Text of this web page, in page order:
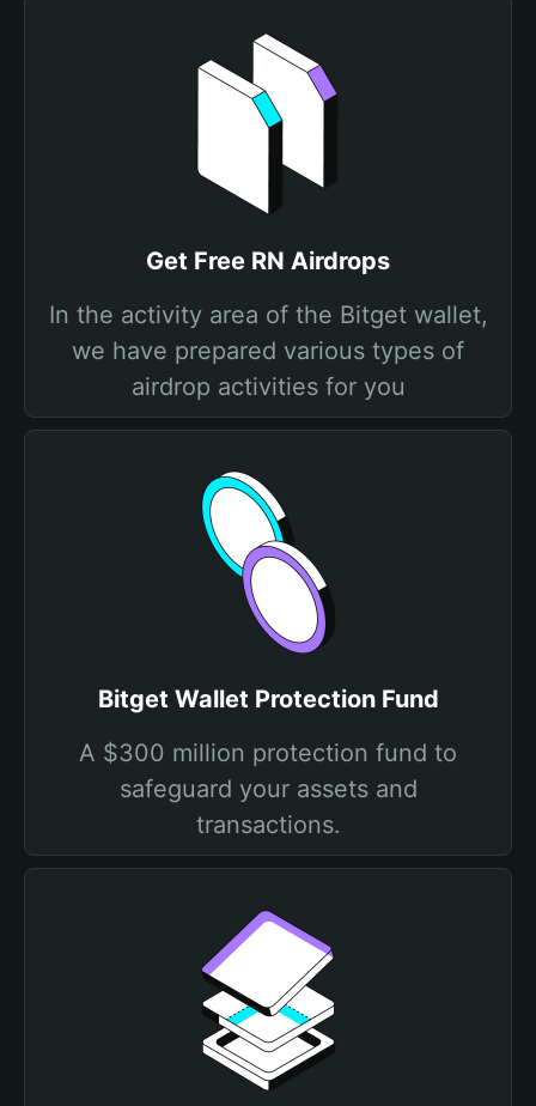
Get Free RN Airdrops
In the activity area of the Bitget wallet,
we have prepared various types of
airdrop activities for you
Bitget Wallet Protection Fund
A $300 million protection fund to
safeguard your assets and
transactions.